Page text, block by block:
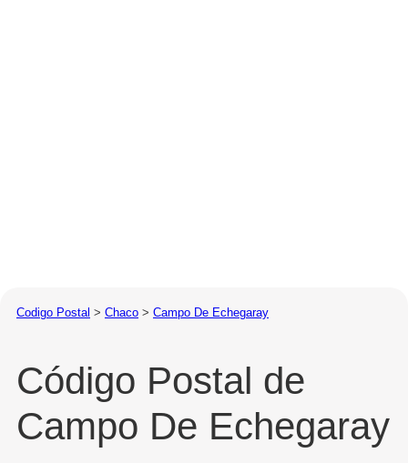
Codigo Postal > Chaco > Campo De Echegaray
Código Postal de
Campo De Echegaray